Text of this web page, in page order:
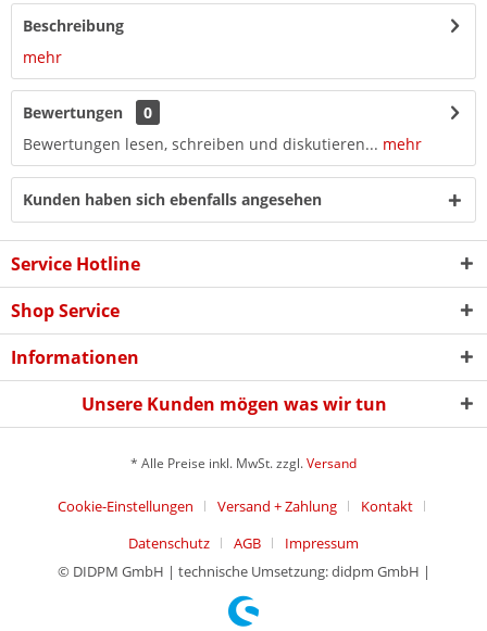
Beschreibung
mehr
Bewertungen
0
Bewertungen lesen, schreiben und diskutieren... mehr
Kunden haben sich ebenfalls angesehen
Service Hotline
Shop Service
Informationen
Unsere Kunden mögen was wir tun
* Alle Preise inkl. MwSt. zzgl.Versand
Cookie-Einstellungen Versand + Zahlung
Kontakt
Datenschutz
AGB
Impressum
© DIDPM GmbH | technische Umsetzung: didpm GmbH |